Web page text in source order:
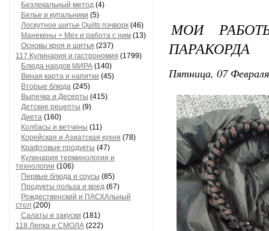
Безлекальный метод (4)
Белье и купальники (5)
Лоскутное шитье Quilts пэчворк (46)
Манекены + Мех и работа с ним (13)
Основы кроя и шитья (237)
117 Кулинария и гастрономия (1799)
Блюда нардов МИРА (140)
Виная карта и напитки (45)
Вторые блюда (245)
Выпечка и Десерты (415)
Детские рецепты (9)
Диета (160)
Колбасы и ветчины (11)
Корейская и Азиатская кухня (78)
Крафтовые продукты (47)
Кулинария терминология и
технологии (106)
Первые блюда и соусы (85)
Продукты польза и вред (67)
Рождественский и ПАСХАльный
стол (200)
Салаты и закуски (181)
118 Лепка и СМОЛА (222)
МОИ
ПАРАКОРДА
Пятница, 07